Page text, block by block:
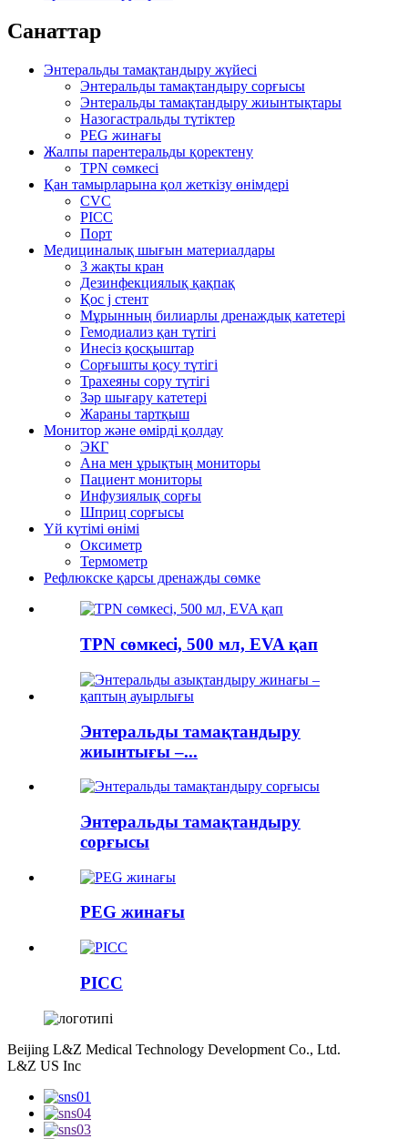
Санаттар
Энтеральды тамақтандыру жүйесі
Энтеральды тамақтандыру сорғысы
Энтеральды тамақтандыру жиынтықтары
Назогастральды түтіктер
PEG жинағы
Жалпы парентеральды қоректену
TPN сөмкесі
Қан тамырларына қол жеткізу өнімдері
CVC
PICC
Порт
Медициналық шығын материалдары
3 жақты кран
Дезинфекциялық қақпақ
Қос j стент
Мұрынның билиарлы дренаждық катетері
Гемодиализ қан түтігі
Инесіз қосқыштар
Сорғышты қосу түтігі
Трахеяны сору түтігі
Зәр шығару катетері
Жараны тартқыш
Монитор және өмірді қолдау
ЭКГ
Ана мен ұрықтың мониторы
Пациент мониторы
Инфузиялық сорғы
Шприц сорғысы
Үй күтімі өнімі
Оксиметр
Термометр
Рефлюкске қарсы дренажды сөмке
TPN сөмкесі, 500 мл, EVA қап
Энтеральды тамақтандыру
жиынтығы –...
Энтеральды тамақтандыру
сорғысы
PEG жинағы
PICC
Beijing L&Z Medical Technology Development Co., Ltd.
L&Z US Inc